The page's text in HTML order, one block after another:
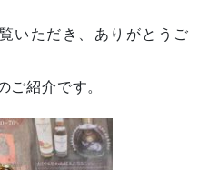
いただき、ありがとうご
紹介です。